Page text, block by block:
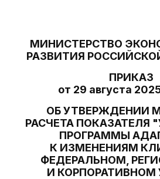
МИНИСТЕРСТВО
РАЗВИТИЯ
ПРИКАЗ
от 29 августа
ОБ УТВЕРЖДЕНИИ
РАСЧЕТА ПОКАЗАТЕЛЯ
ПРОГРАММЫ
К ИЗМЕНЕНИЯМ
ФЕДЕРАЛЬНОМ,
И КОРПОРАТИВНОМ